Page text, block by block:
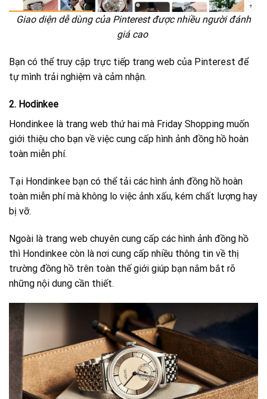
Giao diện dễ dùng của Pinterest được nhiều người đánh
giá cao
Bạn có thể truy cập trực tiếp trang web của Pinterest để
tự mình trải nghiệm và cảm nhận.
2. Hodinkee
Hondinkee là trang web thứ hai mà Friday Shopping muốn
giới thiệu cho bạn về việc cung cấp hình ảnh đồng hồ hoàn
toàn miễn phí.
Tại Hondinkee bạn có thể tải các hình ảnh đồng hồ hoàn
toàn miễn phí mà không lo việc ảnh xấu, kém chất lượng hay
bị vỡ.
Ngoài là trang web chuyên cung cấp các hình ảnh đồng hồ
thì Hondinkee còn là nơi cung cấp nhiều thông tin về thị
trường đồng hồ trên toàn thế giới giúp bạn nắm bắt rõ
những nội dung cần thiết.